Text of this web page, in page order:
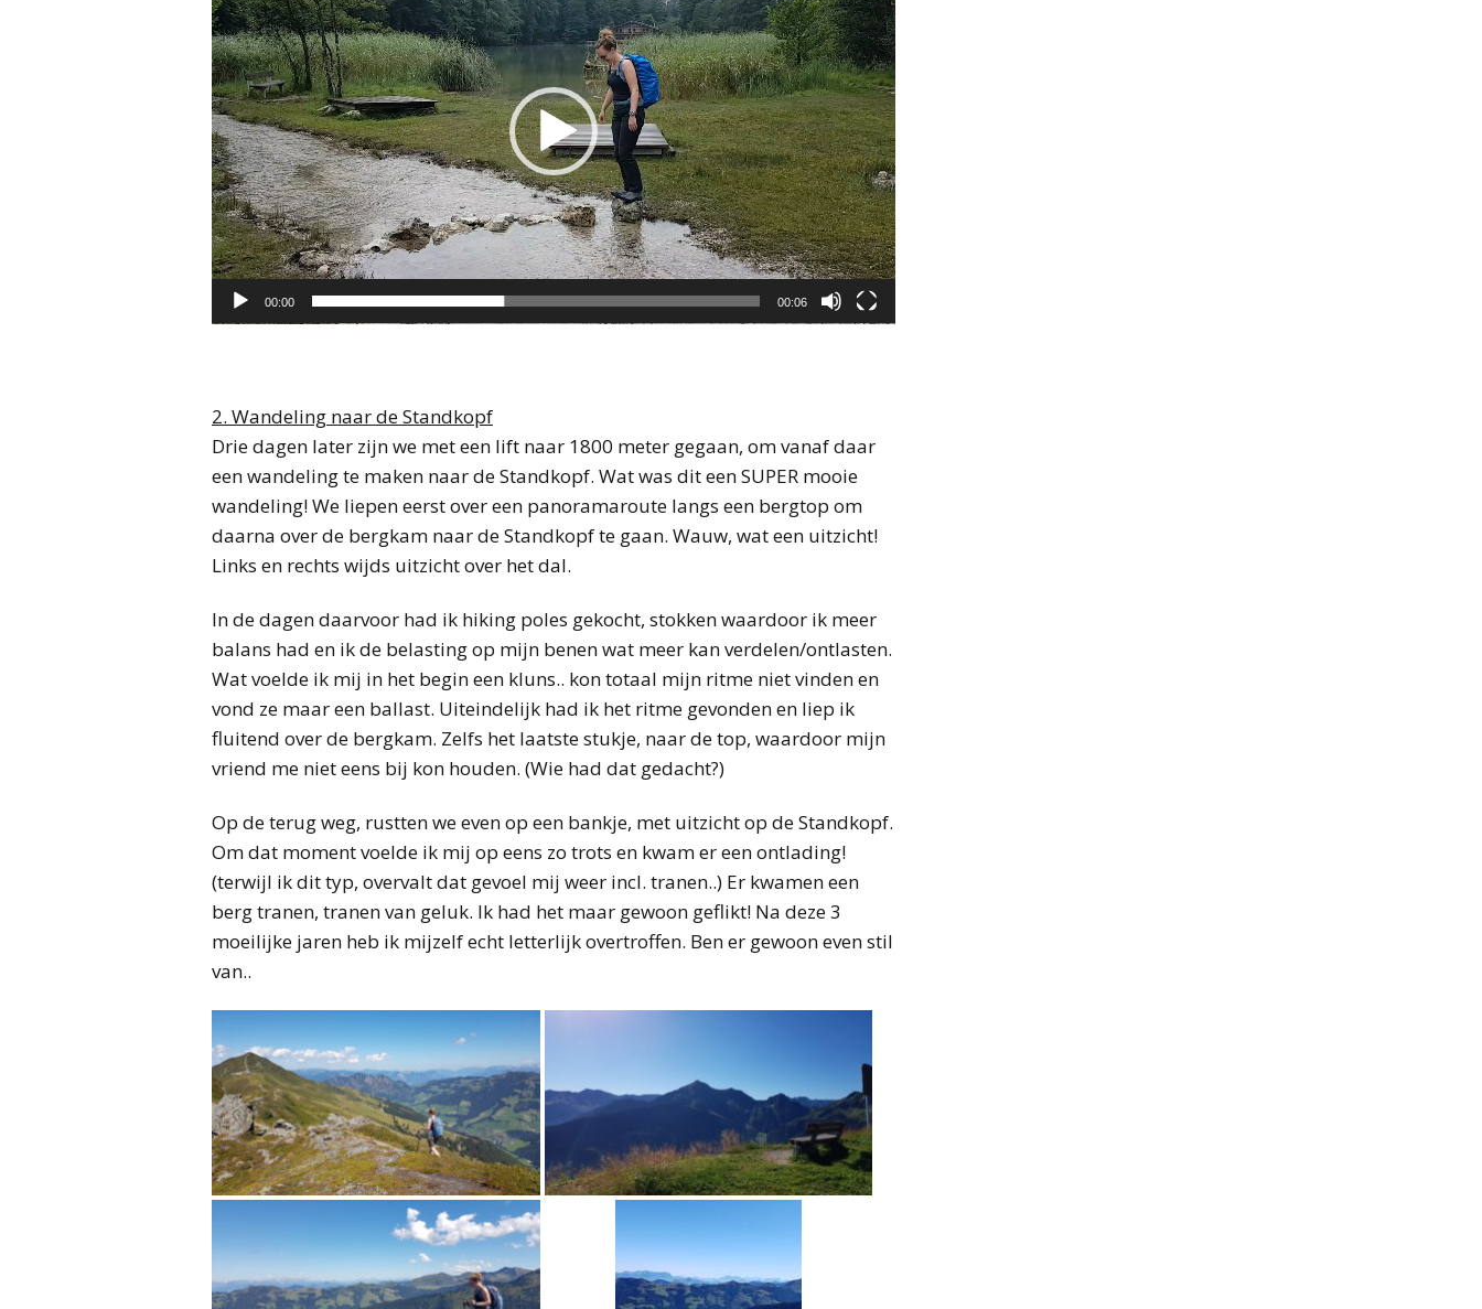
00:00 00:06
2. Wandeling naar de Standkopf
Drie dagen later zijn we met een lift naar 1800 meter gegaan, om vanaf daar
een wandeling te maken naar de Standkopf. Wat was dit een SUPER mooie
wandeling! We liepen eerst over een panoramaroute langs een bergtop om
daarna over de bergkam naar de Standkopf te gaan. Wauw, wat een uitzicht!
Links en rechts wijds uitzicht over het dal.
In de dagen daarvoor had ik hiking poles gekocht, stokken waardoor ik meer
balans had en ik de belasting op mijn benen wat meer kan verdelen/ontlasten.
Wat voelde ik mij in het begin een kluns.. kon totaal mijn ritme niet vinden en
vond ze maar een ballast. Uiteindelijk had ik het ritme gevonden en liep ik
fluitend over de bergkam. Zelfs het laatste stukje, naar de top, waardoor mijn
vriend me niet eens bij kon houden. (Wie had dat gedacht?)
Op de terug weg, rustten we even op een bankje, met uitzicht op de Standkopf.
Om dat moment voelde ik mij op eens zo trots en kwam er een ontlading!
(terwijl ik dit typ, overvalt dat gevoel mij weer incl. tranen..) Er kwamen een
berg tranen, tranen van geluk. Ik had het maar gewoon geflikt! Na deze 3
moeilijke jaren heb ik mijzelf echt letterlijk overtroffen. Ben er gewoon even stil
van..